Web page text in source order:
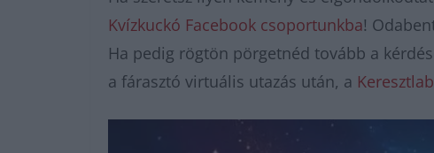
Kvízkuckó Facebook csoportunkba!
Ha pedig rögtön pörgetnéd tovább a
a fárasztó virtuális utazás után, a